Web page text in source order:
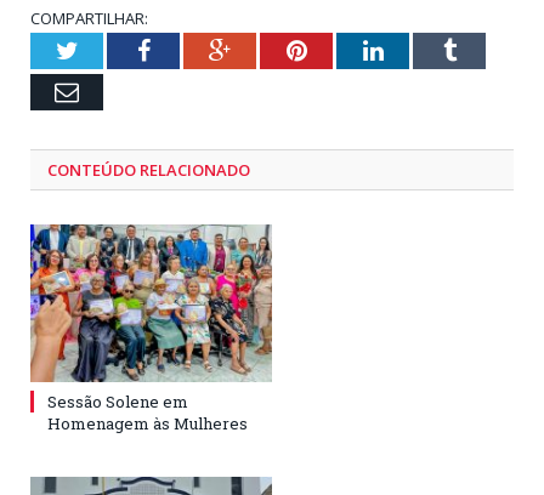
COMPARTILHAR:
TwitterFacebookGoogle+PinterestLinkedInTumblr
Email
CONTEÚDO RELACIONADO
Sessão Solene em
Homenagem às Mulheres